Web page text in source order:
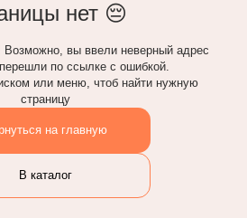
нет 😔
Возможно, вы ввели неверный адрес
по ссылке с ошибкой.
или меню, чтоб найти нужную
страницу
на главную
В каталог